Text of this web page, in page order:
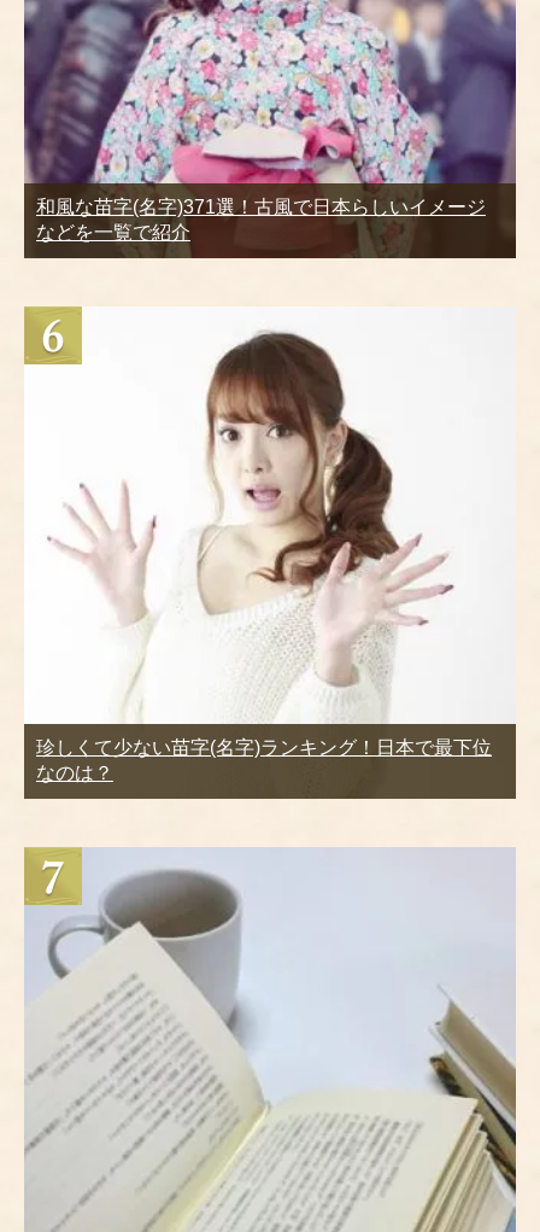
和風な苗字(名字)371選！古風で日本らしいイメージ
などを一覧で紹介
珍しくて少ない苗字(名字)ランキング！日本で最下位
なのは？